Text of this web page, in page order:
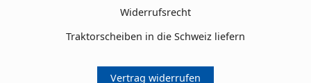
Widerrufsrecht
Traktorscheiben in die Schweiz liefern
Vertrag widerrufen